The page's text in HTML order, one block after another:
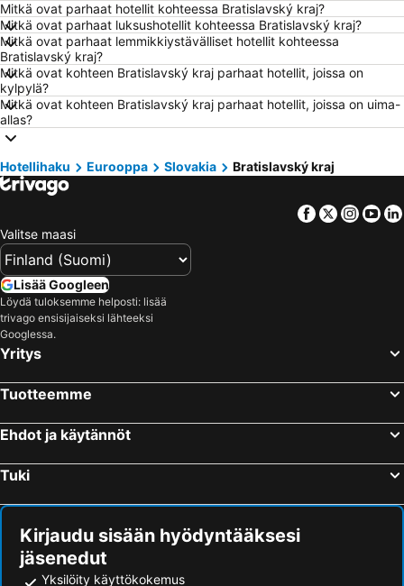
Hotellit – Vantaa
Hotellit – Pariisi
Hotellit – Rooma
Hotellit – Berliini
Hotellit – Kalajoki
Hotellit – Gran Canaria
Hotellit – Malta
Hotellit – Teneriffa
Hotellit – Aurinkorannikko
Hotellit – Koh Lanta
Hotellit – Kypros
Hotellit – Lofoten
Hotellit – Durrës
Hotellit – Malta
Hotellit – Kos Saari
Hotellit – Sisilia
Mitkä ovat parhaat hotellit kohteessa Bratislavský kraj?
Mitkä ovat parhaat luksushotellit kohteessa Bratislavský kraj?
Mitkä ovat parhaat lemmikkiystävälliset hotellit kohteessa
Bratislavský kraj?
Mitkä ovat kohteen Bratislavský kraj parhaat hotellit, joissa on
kylpylä?
Mitkä ovat kohteen Bratislavský kraj parhaat hotellit, joissa on uima-
allas?
Hotellihaku Eurooppa Slovakia Bratislavský kraj
Facebook
Twitter
Valitse maasi
Lisää Googleen
Löydä tuloksemme helposti: lisää
trivago ensisijaiseksi lähteeksi
Googlessa.
Yritys
Tuotteemme
Ehdot ja käytännöt
Tuki
Kirjaudu sisään hyödyntääksesi
jäsenedut
Yksilöity käyttökokemus